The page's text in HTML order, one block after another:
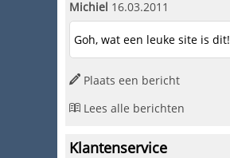
Michiel 16.03.2011
Goh, wat een leuke site is dit!
Plaats een bericht
Lees alle berichten
Klantenservice